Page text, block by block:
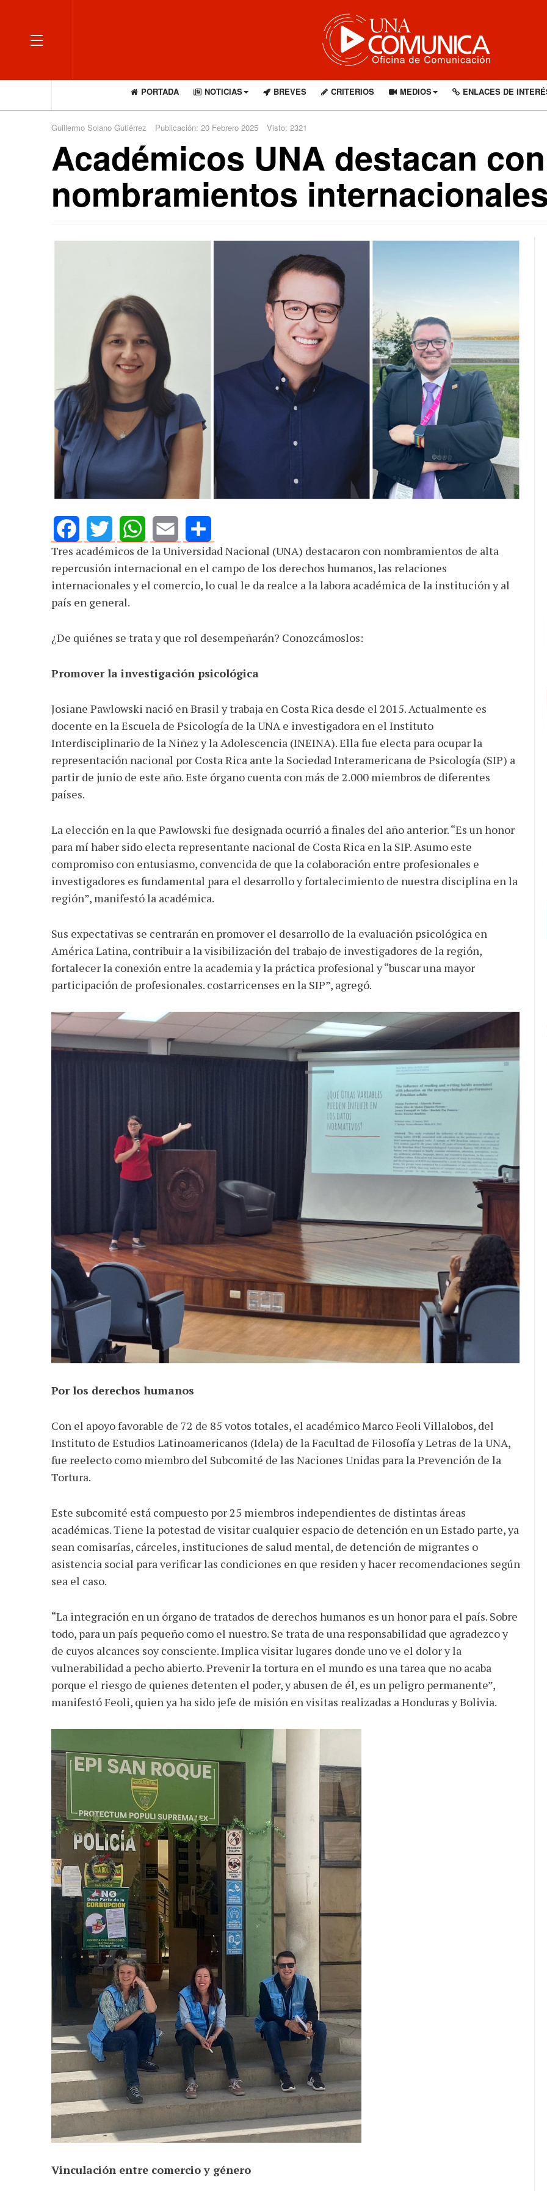
OFF CANVAS
PORTADA NOTICIAS BREVES CRITERIOS MEDIOS ENLACES DE
Guillermo Solano Gutiérrez Publicación: 20 Febrero 2025 Visto: 2321
Académicos UNA destacan con
nombramientos internacionales
FacebookTwitterWhatsApp
Email Share
Tres académicos de la Universidad Nacional (UNA) destacaron con nombramientos de alta
repercusión internacional en el campo de los derechos humanos, las relaciones
internacionales y el comercio, lo cual le da realce a la labora académica de la institución y al
país en general.
¿De quiénes se trata y que rol desempeñarán? Conozcámoslos:
Promover la investigación psicológica
Josiane Pawlowski nació en Brasil y trabaja en Costa Rica desde el 2015. Actualmente es
docente en la Escuela de Psicología de la UNA e investigadora en el Instituto
Interdisciplinario de la Niñez y la Adolescencia (INEINA). Ella fue electa para ocupar la
representación nacional por Costa Rica ante la Sociedad Interamericana de Psicología (SIP) a
partir de junio de este año. Este órgano cuenta con más de 2.000 miembros de diferentes
países.
La elección en la que Pawlowski fue designada ocurrió a finales del año anterior. “Es un honor
para mí haber sido electa representante nacional de Costa Rica en la SIP. Asumo este
compromiso con entusiasmo, convencida de que la colaboración entre profesionales e
investigadores es fundamental para el desarrollo y fortalecimiento de nuestra disciplina en la
región”, manifestó la académica.
Sus expectativas se centrarán en promover el desarrollo de la evaluación psicológica en
América Latina, contribuir a la visibilización del trabajo de investigadores de la región,
fortalecer la conexión entre la academia y la práctica profesional y “buscar una mayor
participación de profesionales. costarricenses en la SIP”, agregó.
Por los derechos humanos
Con el apoyo favorable de 72 de 85 votos totales, el académico Marco Feoli Villalobos, del
Instituto de Estudios Latinoamericanos (Idela) de la Facultad de Filosofía y Letras de la UNA,
fue reelecto como miembro del Subcomité de las Naciones Unidas para la Prevención de la
Tortura.
Este subcomité está compuesto por 25 miembros independientes de distintas áreas
académicas. Tiene la potestad de visitar cualquier espacio de detención en un Estado parte, ya
sean comisarías, cárceles, instituciones de salud mental, de detención de migrantes o
asistencia social para verificar las condiciones en que residen y hacer recomendaciones según
sea el caso.
“La integración en un órgano de tratados de derechos humanos es un honor para el país. Sobre
todo, para un país pequeño como el nuestro. Se trata de una responsabilidad que agradezco y
de cuyos alcances soy consciente. Implica visitar lugares donde uno ve el dolor y la
vulnerabilidad a pecho abierto. Prevenir la tortura en el mundo es una tarea que no acaba
porque el riesgo de quienes detenten el poder, y abusen de él, es un peligro permanente”,
manifestó Feoli, quien ya ha sido jefe de misión en visitas realizadas a Honduras y Bolivia.
Vinculación entre comercio y género
AGOSTO 05, 2026
defender la democracia
JULIO 24, 2026
Rechazo al reparto desigual
de ganancias es mayor
cuando hubo esfuerzo